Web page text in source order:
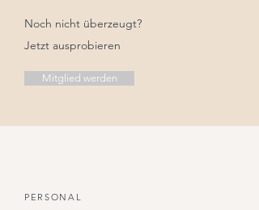
Noch nicht überzeugt?
Jetzt ausprobieren
Mitglied werden
PERSONAL